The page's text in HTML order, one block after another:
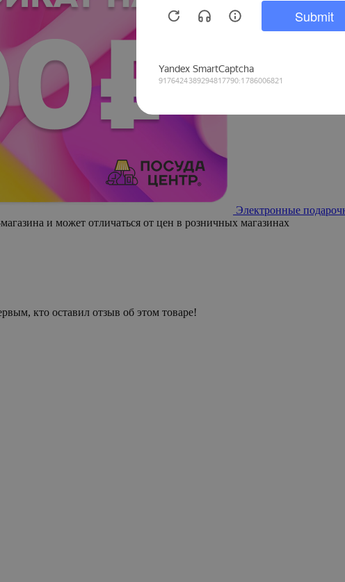
Электронные
и может отличаться от цен в розничных магазинах
кто оставил отзыв об этом товаре!